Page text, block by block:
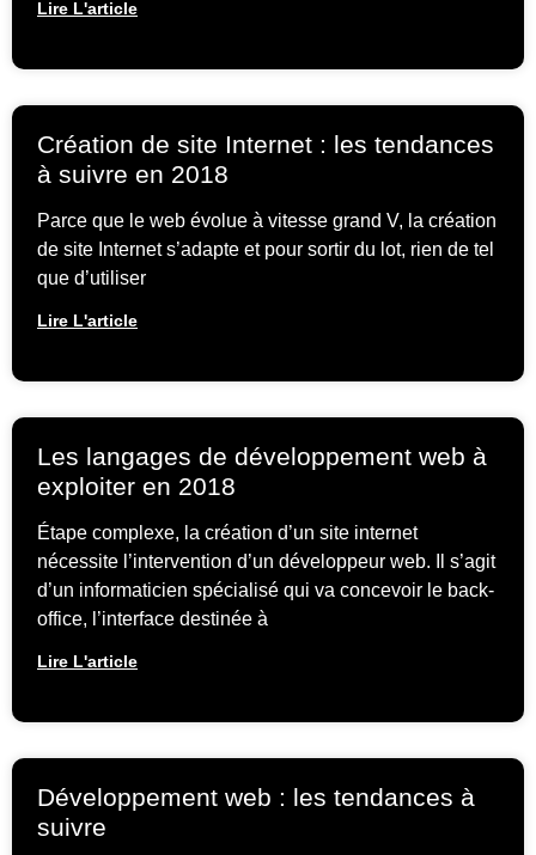
Lire L'article
Création de site Internet : les tendances
à suivre en 2018
Parce que le web évolue à vitesse grand V, la création
de site Internet s’adapte et pour sortir du lot, rien de tel
que d’utiliser
Lire L'article
Les langages de développement web à
exploiter en 2018
Étape complexe, la création d’un site internet
nécessite l’intervention d’un développeur web. Il s’agit
d’un informaticien spécialisé qui va concevoir le back-
office, l’interface destinée à
Lire L'article
Développement web : les tendances à
suivre